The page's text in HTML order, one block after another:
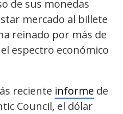
de sus monedas
mercado al billete
reinado por más de
espectro económico
reciente informe de
Council, el dólar